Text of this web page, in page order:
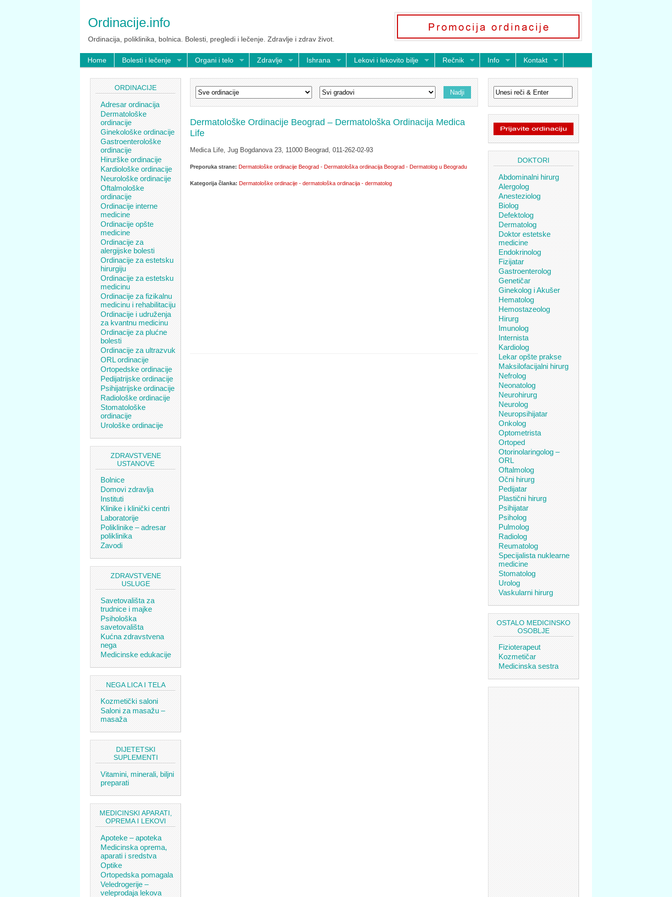
Ordinacije.info
Ordinacija, poliklinika, bolnica. Bolesti, pregledi i lečenje. Zdravlje i zdrav život.
Home Bolesti i lečenje Organi i telo Zdravlje Ishrana Lekovi i lekovito bilje Rečnik Info Kontakt
ORDINACIJE
Adresar ordinacija
Dermatološke
ordinacije
Ginekološke ordinacije
Gastroenterološke
ordinacije
Hirurške ordinacije
Kardiološke ordinacije
Neurološke ordinacije
Oftalmološke
ordinacije
Ordinacije interne
medicine
Ordinacije opšte
medicine
Ordinacije za
alergijske bolesti
Ordinacije za estetsku
hirurgiju
Ordinacije za estetsku
medicinu
Ordinacije za fizikalnu
medicinu i rehabilitaciju
Ordinacije i udruženja
za kvantnu medicinu
Ordinacije za plućne
bolesti
Ordinacije za ultrazvuk
ORL ordinacije
Ortopedske ordinacije
Pedijatrijske ordinacije
Psihijatrijske ordinacije
Radiološke ordinacije
Stomatološke
ordinacije
Urološke ordinacije
ZDRAVSTVENE
USTANOVE
Bolnice
Domovi zdravlja
Instituti
Klinike i klinički centri
Laboratorije
Poliklinike – adresar
poliklinika
Zavodi
ZDRAVSTVENE
USLUGE
Savetovališta za
trudnice i majke
Psihološka
savetovališta
Kućna zdravstvena
nega
Medicinske edukacije
NEGA LICA I TELA
Kozmetički saloni
Saloni za masažu –
masaža
DIJETETSKI
SUPLEMENTI
Vitamini, minerali, biljni
preparati
MEDICINSKI APARATI,
OPREMA I LEKOVI
Apoteke – apoteka
Medicinska oprema,
aparati i sredstva
Optike
Ortopedska pomagala
Veledrogerije –
veleprodaja lekova
Dermatološke Ordinacije Beograd – Dermatološka Ordinacija Medica
Life
Medica Life, Jug Bogdanova 23, 11000 Beograd, 011-262-02-93
Preporuka strane: Dermatološke ordinacije Beograd - Dermatološka ordinacija Beograd - Dermatolog u Beogradu
Kategorija članka: Dermatološke ordinacije - dermatološka ordinacija - dermatolog
DOKTORI
Abdominalni hirurg
Alergolog
Anesteziolog
Biolog
Defektolog
Dermatolog
Doktor estetske
medicine
Endokrinolog
Fizijatar
Gastroenterolog
Genetičar
Ginekolog i Akušer
Hematolog
Hemostazeolog
Hirurg
Imunolog
Internista
Kardiolog
Lekar opšte prakse
Maksilofacijalni hirurg
Nefrolog
Neonatolog
Neurohirurg
Neurolog
Neuropsihijatar
Onkolog
Optometrista
Ortoped
Otorinolaringolog –
ORL
Oftalmolog
Očni hirurg
Pedijatar
Plastični hirurg
Psihijatar
Psiholog
Pulmolog
Radiolog
Reumatolog
Specijalista nuklearne
medicine
Stomatolog
Urolog
Vaskularni hirurg
OSTALO MEDICINSKO
OSOBLJE
Fizioterapeut
Kozmetičar
Medicinska sestra